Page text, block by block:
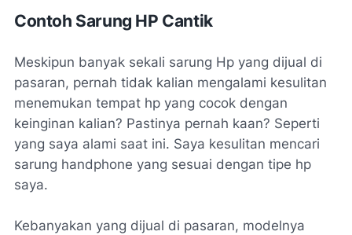
Contoh Sarung HP Cantik
Meskipun banyak sekali sarung Hp yang dijual di
pasaran, pernah tidak kalian mengalami kesulitan
menemukan tempat hp yang cocok dengan
keinginan kalian? Pastinya pernah kaan? Seperti
yang saya alami saat ini. Saya kesulitan mencari
sarung handphone yang sesuai dengan tipe hp
saya.
Kebanyakan yang dijual di pasaran, modelnya